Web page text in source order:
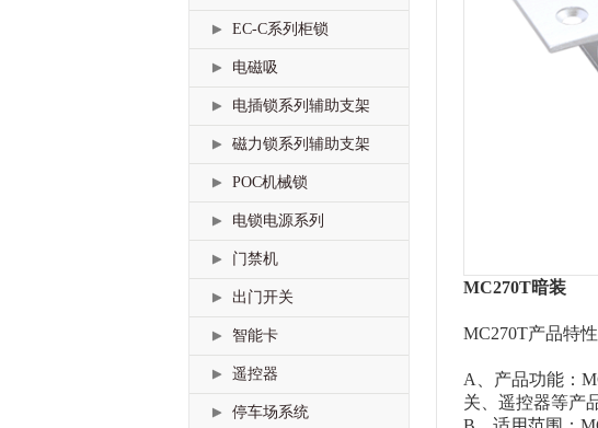
EC-C系列柜锁
电磁吸
电插锁系列辅助支架
磁力锁系列辅助支架
POC机械锁
电锁电源系列
门禁机
出门开关
智能卡
遥控器
停车场系统
MC270T暗装
MC270T产品特性
A、产品功能：
关、遥控器等产